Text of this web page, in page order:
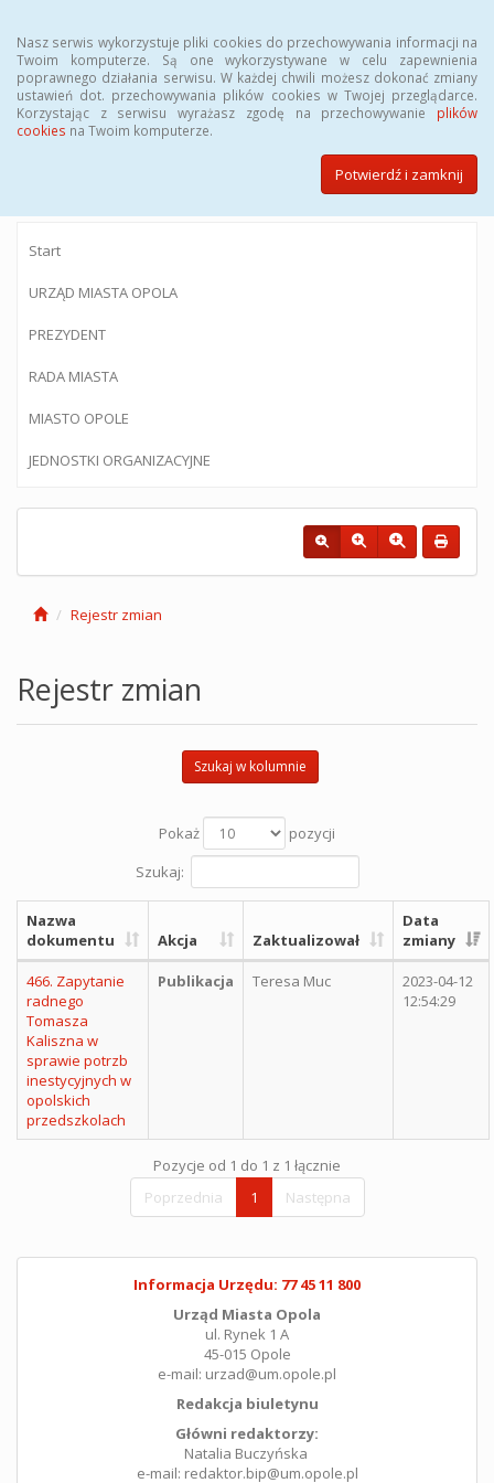
Nasz serwis wykorzystuje pliki cookies do przechowywania informacji na
Twoim komputerze. Są one wykorzystywane w celu zapewnienia
poprawnego działania serwisu. W każdej chwili możesz dokonać zmiany
ustawień dot. przechowywania plików cookies w Twojej przeglądarce.
Korzystając z serwisu wyrażasz zgodę na przechowywanie plików
cookies na Twoim komputerze.
Potwierdź i zamknij
BIULETYN INFORMACJI PUBLICZNEJ
Urzędu Miasta Opola
Start
URZĄD MIASTA OPOLA
PREZYDENT
RADA MIASTA
MIASTO OPOLE
JEDNOSTKI ORGANIZACYJNE
Rejestr zmian
Rejestr zmian
Szukaj w kolumnie
Pokaż
pozycji
Szukaj:
Nazwa
dokumentu
Akcja Zaktualizował
Data
zmiany
466. Zapytanie
radnego
Tomasza
Kaliszna w
sprawie potrzb
inestycyjnych w
opolskich
przedszkolach
Publikacja Teresa Muc
2023-04-12
12:54:29
Pozycje od 1 do 1 z 1 łącznie
Poprzednia
1 Następna
Informacja Urzędu: 77 45 11 800
Urząd Miasta Opola
ul. Rynek 1 A
45-015 Opole
e-mail: urzad@um.opole.pl
Redakcja biuletynu
Główni redaktorzy:
Natalia Buczyńska
e-mail: redaktor.bip@um.opole.pl